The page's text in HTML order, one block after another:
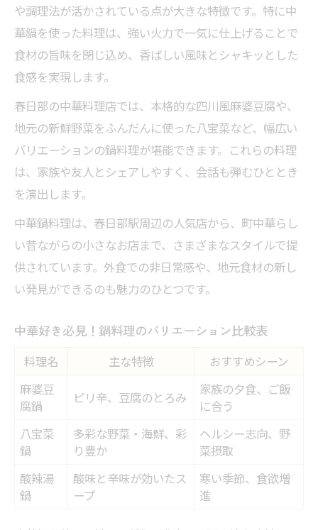
春日部中華料理の注目ポイントまとめ表
中華鍋で実現するプロの味への近道
春日部で人気の中華ランチを満喫する方法
中華鍋料理と町中華の違いを知ろう
家庭で再現したい春日部中華の魅力
家庭で春日部中華を再現する秘訣
中華鍋とフライパンの違い徹底比較表
春日部の名物中華料理を自宅で楽しむコツ
地元風味を活かす中華鍋レシピアイデア集
中華料理を堪能する鍋選びのポイント
最適な中華鍋を選ぶための基準とは
春日部で買える中華鍋の特徴を知ろう
フライパンと中華鍋の使い分けポイント
中華鍋選びで押さえたいチェックリスト
外食から自炊まで中華満喫のコツ
外食派も自炊派も満足できる中華鍋活用術
春日部中華料理シーン別おすすめ早見表
自宅でプロの中華鍋料理を再現する方法
春日部の中華ランチを自宅で再現するコツ
や調理法が活かされている点が大きな特徴です。特に中
華鍋を使った料理は、強い火力で一気に仕上げることで
食材の旨味を閉じ込め、香ばしい風味とシャキッとした
食感を実現します。
春日部の中華料理店では、本格的な四川風麻婆豆腐や、
地元の新鮮野菜をふんだんに使った八宝菜など、幅広い
バリエーションの鍋料理が堪能できます。これらの料理
は、家族や友人とシェアしやすく、会話も弾むひととき
を演出します。
中華鍋料理は、春日部駅周辺の人気店から、町中華らし
い昔ながらの小さなお店まで、さまざまなスタイルで提
供されています。外食での非日常感や、地元食材の新し
い発見ができるのも魅力のひとつです。
中華好き必見！鍋料理のバリエーション比較表
料理名 主な特徴
おすすめシーン
麻婆豆
腐鍋
ピリ辛、豆腐のとろみ
家族の夕食、ご飯
に合う
八宝菜
鍋
多彩な野菜・海鮮、彩
り豊か
ヘルシー志向、野
菜摂取
酸辣湯
鍋
酸味と辛味が効いたス
ープ
寒い季節、食欲増
進